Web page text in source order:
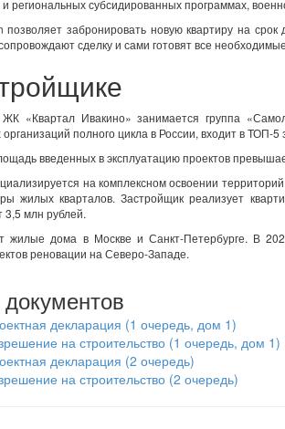
региональных субсидированных программах,
позволяет забронировать новую квартиру на
сделку и сами готовят все
ЖК «Квартал Ивакино» занимается группа
полного цикла в России, входит в ТОП-
введенных в эксплуатацию проектов
на комплексном освоении
жилых кварталов. Застройщик реализует
3,5 млн рублей.
жилые дома в Москве и Санкт-Петербурге. В
реновации на Северо-Западе.
декларация (1 очередь, дом 1)
на строительство (1 очередь, дом 1)
декларация (2 очередь)
на строительство (2 очередь)